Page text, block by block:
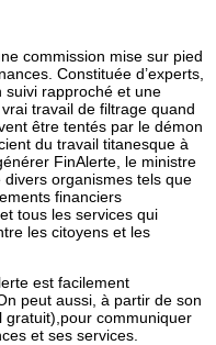
commission mise sur pied
Constituée d’experts,
suivi rapproché et une
travail de filtrage quand
être tentés par le démon
du travail titanesque à
FinAlerte, le ministre
divers organismes tels que
financiers
tous les services qui
les citoyens et les
est facilement
peut aussi, à partir de son
communiquer
et ses services.